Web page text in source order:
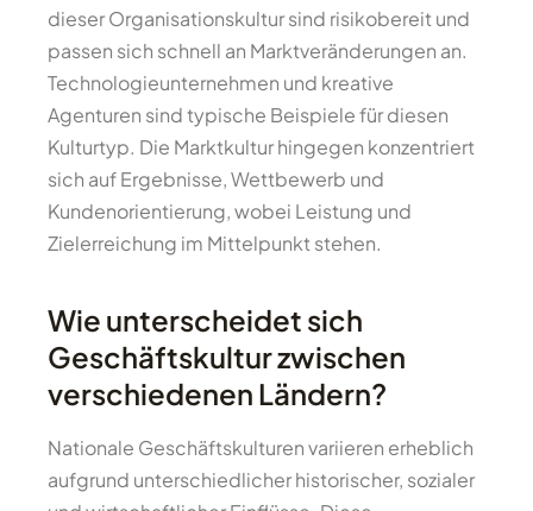
dieser Organisationskultur sind risikobereit und
passen sich schnell an Marktveränderungen an.
Technologieunternehmen und kreative
Agenturen sind typische Beispiele für diesen
Kulturtyp. Die Marktkultur hingegen konzentriert
sich auf Ergebnisse, Wettbewerb und
Kundenorientierung, wobei Leistung und
Zielerreichung im Mittelpunkt stehen.
Wie unterscheidet sich
Geschäftskultur zwischen
verschiedenen Ländern?
Nationale Geschäftskulturen variieren erheblich
aufgrund unterschiedlicher historischer, sozialer